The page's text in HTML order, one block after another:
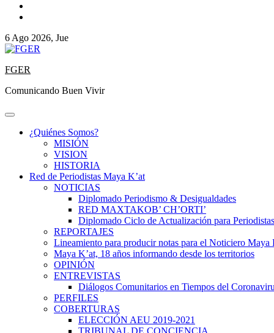
6 Ago 2026, Jue
FGER
Comunicando Buen Vivir
¿Quiénes Somos?
MISIÓN
VISION
HISTORIA
Red de Periodistas Maya K’at
NOTICIAS
Diplomado Periodismo & Desigualdades
RED MAXTAKOB’ CH’ORTI’
Diplomado Ciclo de Actualización para Periodistas
REPORTAJES
Lineamiento para producir notas para el Noticiero Maya
Maya K’at, 18 años informando desde los territorios
OPINIÓN
ENTREVISTAS
Diálogos Comunitarios en Tiempos del
PERFILES
COBERTURAS
ELECCIÓN AEU 2019-2021